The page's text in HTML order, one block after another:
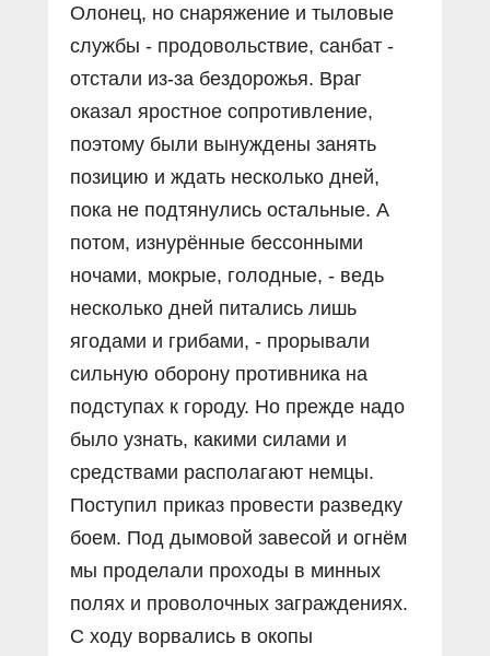
Олонец, но снаряжение и тыловые
службы - продовольствие, санбат -
отстали из-за бездорожья. Враг
оказал яростное сопротивление,
поэтому были вынуждены занять
позицию и ждать несколько дней,
пока не подтянулись остальные. А
потом, изнурённые бессонными
ночами, мокрые, голодные, - ведь
несколько дней питались лишь
ягодами и грибами, - прорывали
сильную оборону противника на
подступах к городу. Но прежде надо
было узнать, какими силами и
средствами располагают немцы.
Поступил приказ провести разведку
боем. Под дымовой завесой и огнём
мы проделали проходы в минных
полях и проволочных заграждениях.
С ходу ворвались в окопы